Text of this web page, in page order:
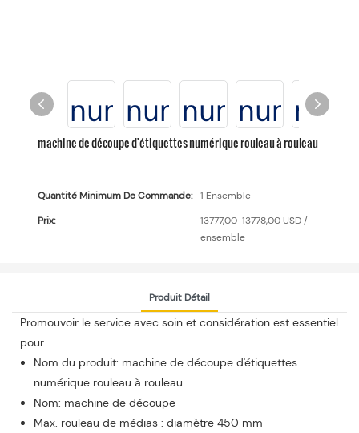
machine de découpe d'étiquettes numérique rouleau à rouleau
Quantité Minimum De Commande:
1 Ensemble
Prix:
13777,00-13778,00 USD /
ensemble
Produit Détail
Promouvoir le service avec soin et considération est essentiel
pour
Nom du produit: machine de découpe d'étiquettes
numérique rouleau à rouleau
Nom: machine de découpe
Max. rouleau de médias : diamètre 450 mm